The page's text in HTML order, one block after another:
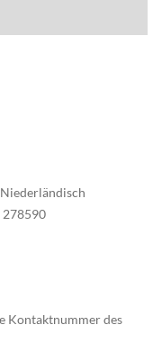
278590
Kontaktnummer des